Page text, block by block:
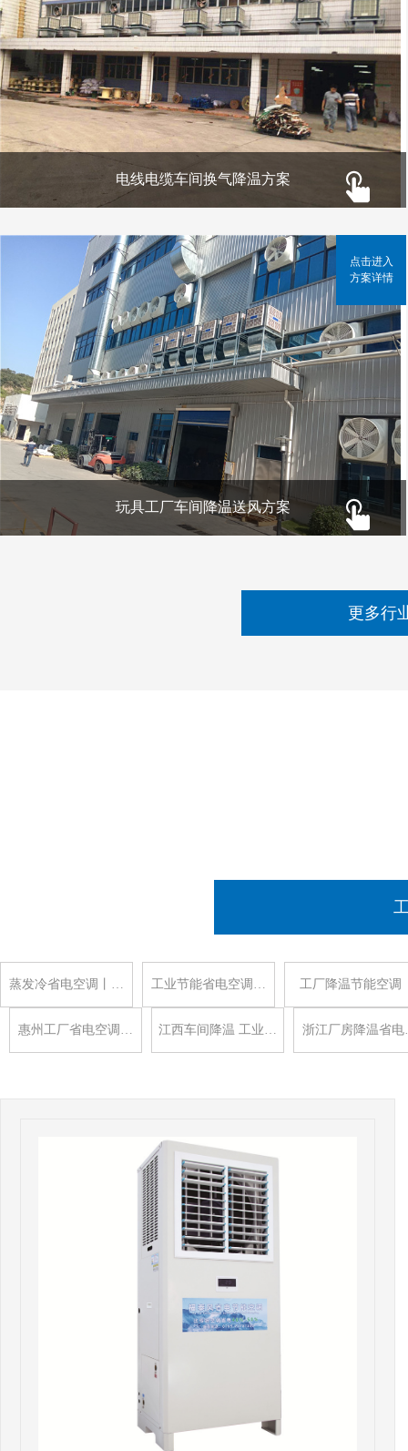
电线电缆车间换气降温方案
玩具工厂车间降温送风方案
点击进入
方案详情
更多行
蒸发冷省电空调丨… 工业节能省电空调… 工厂降温节能空调
惠州工厂省电空调… 江西车间降温 工业… 浙江厂房降温省